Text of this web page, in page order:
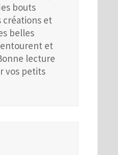
bouts
et
belles
et
lecture
vos petits